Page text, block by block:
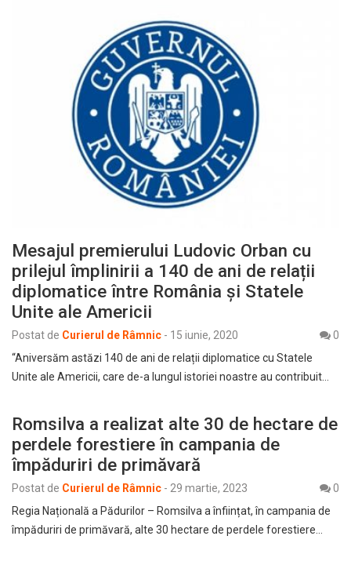
Mesajul premierului Ludovic Orban cu
prilejul împlinirii a 140 de ani de relații
diplomatice între România și Statele
Unite ale Americii
Postat de Curierul de Râmnic - 15 iunie, 2020
0
“Aniversăm astăzi 140 de ani de relații diplomatice cu Statele
Unite ale Americii, care de-a lungul istoriei noastre au contribuit…
Romsilva a realizat alte 30 de hectare de
perdele forestiere în campania de
împăduriri de primăvară
Postat de Curierul de Râmnic - 29 martie, 2023
0
Regia Națională a Pădurilor – Romsilva a înființat, în campania de
împăduriri de primăvară, alte 30 hectare de perdele forestiere…